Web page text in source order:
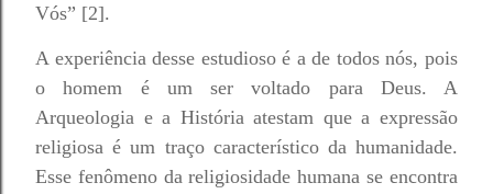
Vós” [2].
A experiência desse estudioso é a de todos nós, pois
o homem é um ser voltado para Deus. A
Arqueologia e a História atestam que a expressão
religiosa é um traço característico da humanidade.
Esse fenômeno da religiosidade humana se encontra